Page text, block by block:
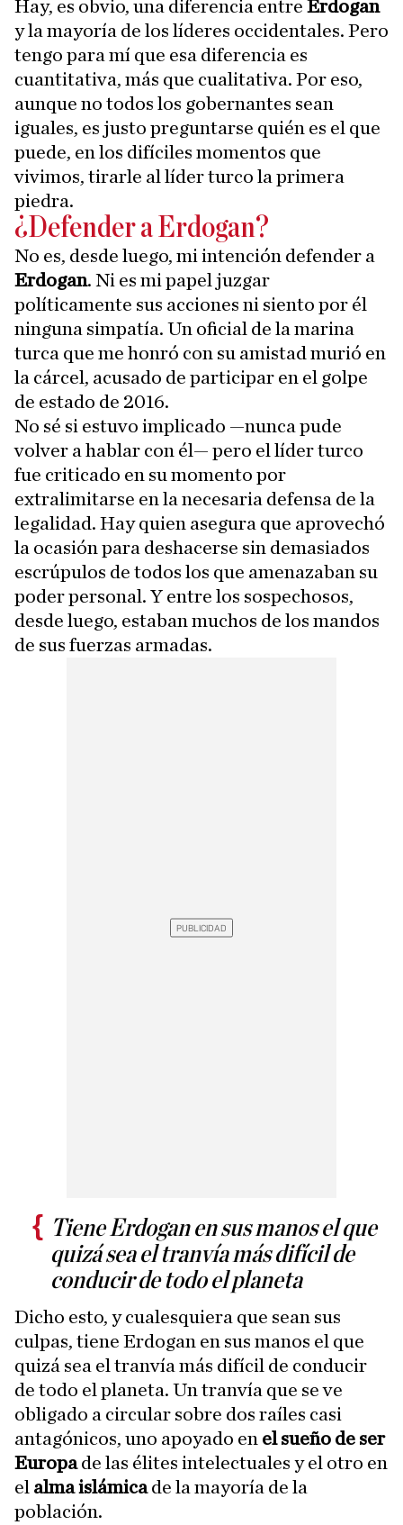
Hay, es obvio, una diferencia entre Erdogan
y la mayoría de los líderes occidentales. Pero
tengo para mí que esa diferencia es
cuantitativa, más que cualitativa. Por eso,
aunque no todos los gobernantes sean
iguales, es justo preguntarse quién es el que
puede, en los difíciles momentos que
vivimos, tirarle al líder turco la primera
piedra.
¿Defender a Erdogan?
No es, desde luego, mi intención defender a
Erdogan. Ni es mi papel juzgar
políticamente sus acciones ni siento por él
ninguna simpatía. Un oficial de la marina
turca que me honró con su amistad murió en
la cárcel, acusado de participar en el golpe
de estado de 2016.
No sé si estuvo implicado —nunca pude
volver a hablar con él— pero el líder turco
fue criticado en su momento por
extralimitarse en la necesaria defensa de la
legalidad. Hay quien asegura que aprovechó
la ocasión para deshacerse sin demasiados
escrúpulos de todos los que amenazaban su
poder personal. Y entre los sospechosos,
desde luego, estaban muchos de los mandos
de sus fuerzas armadas.
Tiene Erdogan en sus manos el que
quizá sea el tranvía más difícil de
conducir de todo el planeta
Dicho esto, y cualesquiera que sean sus
culpas, tiene Erdogan en sus manos el que
quizá sea el tranvía más difícil de conducir
de todo el planeta. Un tranvía que se ve
obligado a circular sobre dos raíles casi
antagónicos, uno apoyado en el sueño de ser
Europade las élites intelectuales y el otro en
el alma islámicade la mayoría de la
población.